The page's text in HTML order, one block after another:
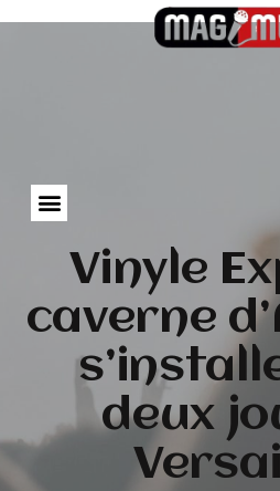
Vinyle
caverne
deux